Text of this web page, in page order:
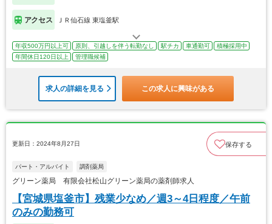
アクセス ＪＲ仙石線 東塩釜駅
年収500万円以上可 原則、引越しを伴う転勤なし 駅チカ 車通勤可
積極採用中
年間休日120日以上
管理職候補
求人の詳細を見る この求人に興味がある
更新日：2024年8月27日 保存する
パート・アルバイト 調剤薬局
グリーン薬局 有限会社松山グリーン薬局の薬剤師求人
【宮城県塩釜市】残業少なめ／週3～4日程度／午前
のみの勤務可